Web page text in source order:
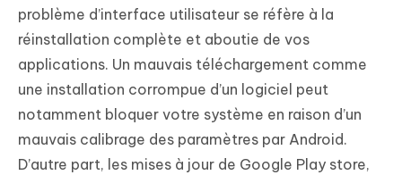
problème d’interface utilisateur se réfère à la
réinstallation complète et aboutie de vos
applications. Un mauvais téléchargement comme
une installation corrompue d’un logiciel peut
notamment bloquer votre système en raison d’un
mauvais calibrage des paramètres par Android.
D’autre part, les mises à jour de Google Play store,